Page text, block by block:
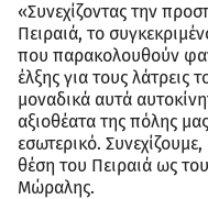
«Συνεχίζοντας την
Πειραιά, το
που παρακολουθούν
έλξης για τους
μοναδικά αυτά
αξιοθέατα της πόλης
εσωτερικό.
θέση του Πειραιά ως
Μώραλης.